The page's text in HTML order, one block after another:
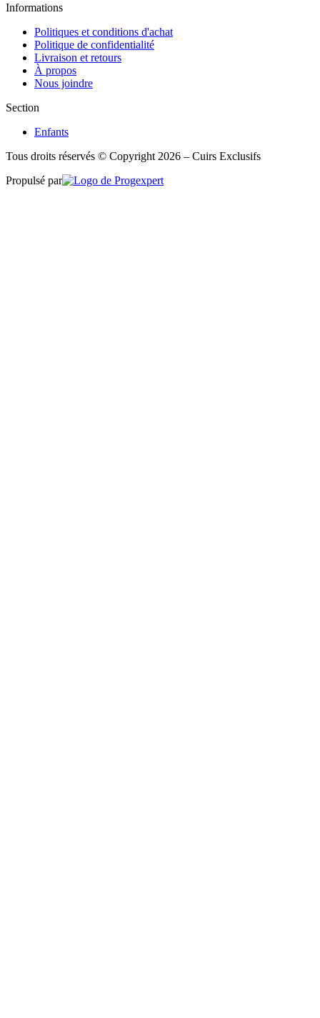
Informations
Politiques et conditions d'achat
Politique de confidentialité
Livraison et retours
À propos
Nous joindre
Section
Enfants
Tous droits réservés © Copyright 2026 – Cuirs Exclusifs
Propulsé par